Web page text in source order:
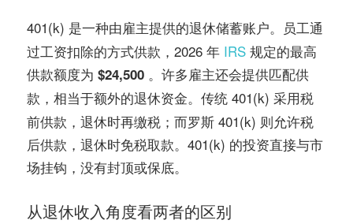
401(k) 是一种由雇主提供的退休储蓄账户。员工通
过工资扣除的方式供款，2026 年 IRS 规定的最高
供款额度为 $24,500 。许多雇主还会提供匹配供
款 ，相当于额外的退休资金。传统 401(k) 采用税
前供款，退休时再缴税；而罗斯 401(k) 则允许税
后供款，退休时免税取款。401(k) 的投资直接与市
场挂钩，没有封顶或保底。
从退休收入角度看两者的区别